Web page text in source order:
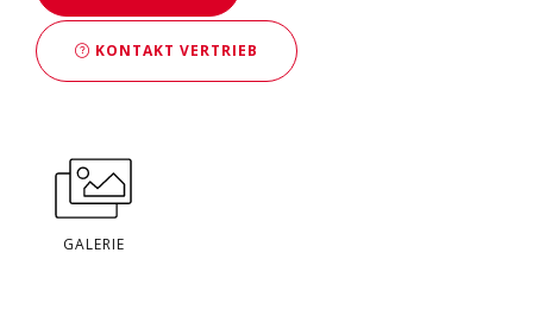
KONTAKT VERTRIEB
GALERIE